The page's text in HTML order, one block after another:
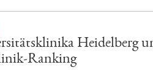
Heidelberg
Ranking